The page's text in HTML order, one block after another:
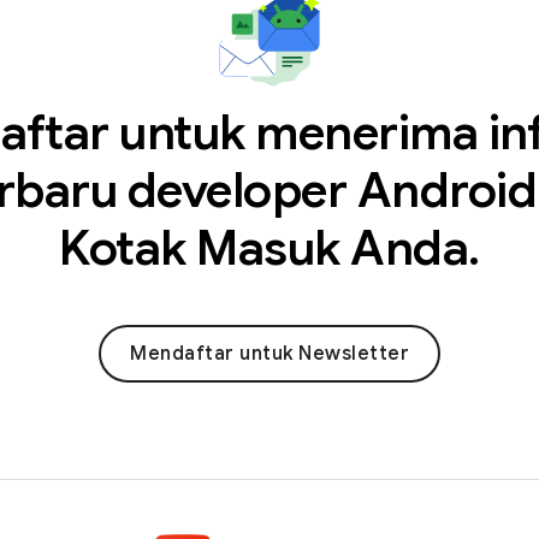
untuk menerima
developer
Kotak Masuk Anda.
Mendaftar untuk Newsletter